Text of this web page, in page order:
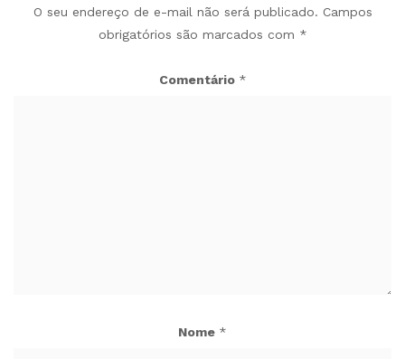
O seu endereço de e-mail não será publicado. Campos
obrigatórios são marcados com *
Comentário *
Nome *